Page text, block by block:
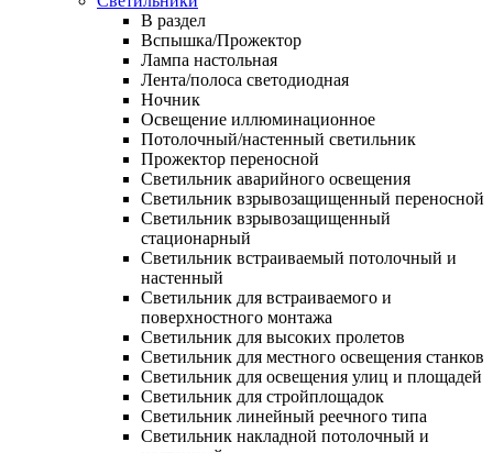
В раздел
Вспышка/Прожектор
Лампа настольная
Лента/полоса светодиодная
Ночник
Освещение иллюминационное
Потолочный/настенный светильник
Прожектор переносной
Светильник аварийного освещения
Светильник взрывозащищенный переносной
Светильник взрывозащищенный
стационарный
Светильник встраиваемый потолочный и
настенный
Светильник для встраиваемого и
поверхностного монтажа
Светильник для высоких пролетов
Светильник для местного освещения станков
Светильник для освещения улиц и площадей
Светильник для стройплощадок
Светильник линейный реечного типа
Светильник накладной потолочный и